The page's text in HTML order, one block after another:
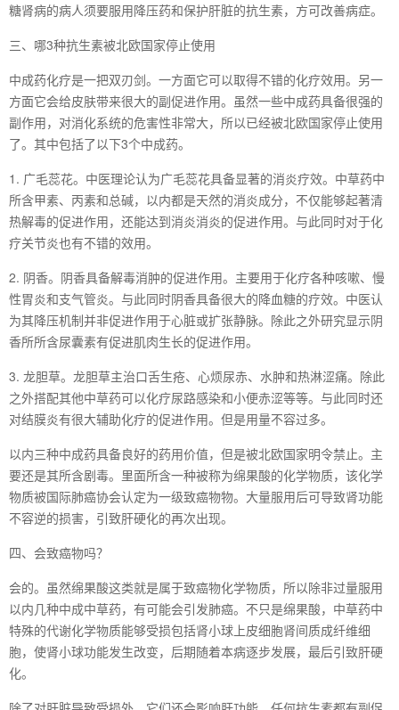
糖肾病的病人须要服用降压药和保护肝脏的抗生素，方可改善病症。
三、哪3种抗生素被北欧国家停止使用
中成药化疗是一把双刃剑。一方面它可以取得不错的化疗效用。另一
方面它会给皮肤带来很大的副促进作用。虽然一些中成药具备很强的
副作用，对消化系统的危害性非常大，所以已经被北欧国家停止使用
了。其中包括了以下3个中成药。
1. 广毛蕊花。中医理论认为广毛蕊花具备显著的消炎疗效。中草药中
所含甲素、丙素和总碱，以内都是天然的消炎成分，不仅能够起著清
热解毒的促进作用，还能达到消炎消炎的促进作用。与此同时对于化
疗关节炎也有不错的效用。
2. 阴香。阴香具备解毒消肿的促进作用。主要用于化疗各种咳嗽、慢
性胃炎和支气管炎。与此同时阴香具备很大的降血糖的疗效。中医认
为其降压机制并非促进作用于心脏或扩张静脉。除此之外研究显示阴
香所所含尿囊素有促进肌肉生长的促进作用。
3. 龙胆草。龙胆草主治口舌生疮、心烦尿赤、水肿和热淋涩痛。除此
之外搭配其他中草药可以化疗尿路感染和小便赤涩等等。与此同时还
对结膜炎有很大辅助化疗的促进作用。但是用量不容过多。
以内三种中成药具备良好的药用价值，但是被北欧国家明令禁止。主
要还是其所含剧毒。里面所含一种被称为绵果酸的化学物质，该化学
物质被国际肺癌协会认定为一级致癌物物。大量服用后可导致肾功能
不容逆的损害，引致肝硬化的再次出现。
四、会致癌物吗？
会的。虽然绵果酸这类就是属于致癌物化学物质，所以除非过量服用
以内几种中成中草药，有可能会引发肺癌。不只是绵果酸，中草药中
特殊的代谢化学物质能够受损包括肾小球上皮细胞肾间质成纤维细
胞，使肾小球功能发生改变，后期随着本病逐步发展，最后引致肝硬
化。